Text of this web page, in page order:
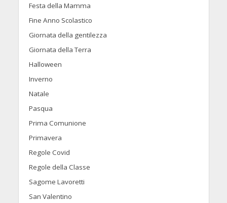
Festa della Mamma
Fine Anno Scolastico
Giornata della gentilezza
Giornata della Terra
Halloween
Inverno
Natale
Pasqua
Prima Comunione
Primavera
Regole Covid
Regole della Classe
Sagome Lavoretti
San Valentino